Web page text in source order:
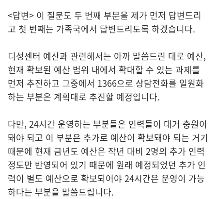
<답변> 이 질문도 두 번째 부분을 제가 먼저 답변드리
고 첫 번째는 가족국에서 답변드리도록 하겠습니다.
디성센터 예산과 관련해서는 아까 말씀드린 대로 예산,
현재 확보된 예산 범위 내에서 확대할 수 있는 과제를
먼저 추진하고 그중에서 1366으로 상담전화를 일원화
하는 부분은 계획대로 추진할 예정입니다.
다만, 24시간 운영하는 부분들은 인력들이 대거 충원이
돼야 되고 이 부분은 추가로 예산이 확보돼야 되는 거기
때문에 현재 금년도 예산은 작년 대비 2명의 추가 인력
정도만 반영되어 있기 때문에 원래 예정되었던 추가 인
력이 별도 예산으로 확보되어야 24시간은 운영이 가능
하다는 부분을 말씀드립니다.